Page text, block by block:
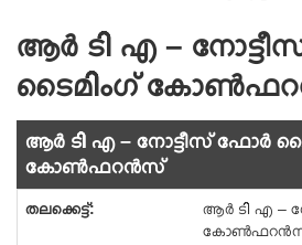
ആർ ടി എ –
ടൈമിംഗ്
ആർ ടി എ – നോട്ടീസ് ഫോർ
കോൺഫറൻസ്
ആർ ടി എ –